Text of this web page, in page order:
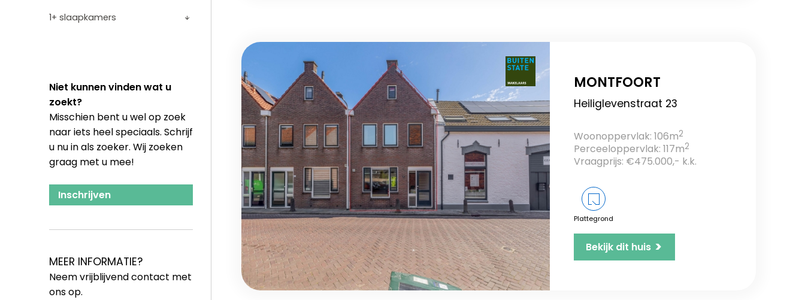
Niet kunnen vinden wat u
zoekt?
Misschien bent u wel op zoek
naar iets heel speciaals. Schrijf
u nu in als zoeker. Wij zoeken
graag met u mee!
Inschrijven
MEER INFORMATIE?
Neem vrijblijvend contact met
ons op.
MONTFOORT
Heiliglevenstraat 23
Woonoppervlak: 106m2
Perceeloppervlak: 117m2
Vraagprijs: €475.000,- k.k.
Plattegrond
Bekijk dit huis >